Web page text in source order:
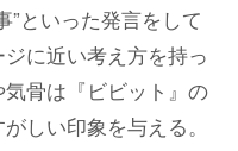
”といった発言をして
に近い考え方を持っ
骨は『ビビット』の
しい印象を与える。